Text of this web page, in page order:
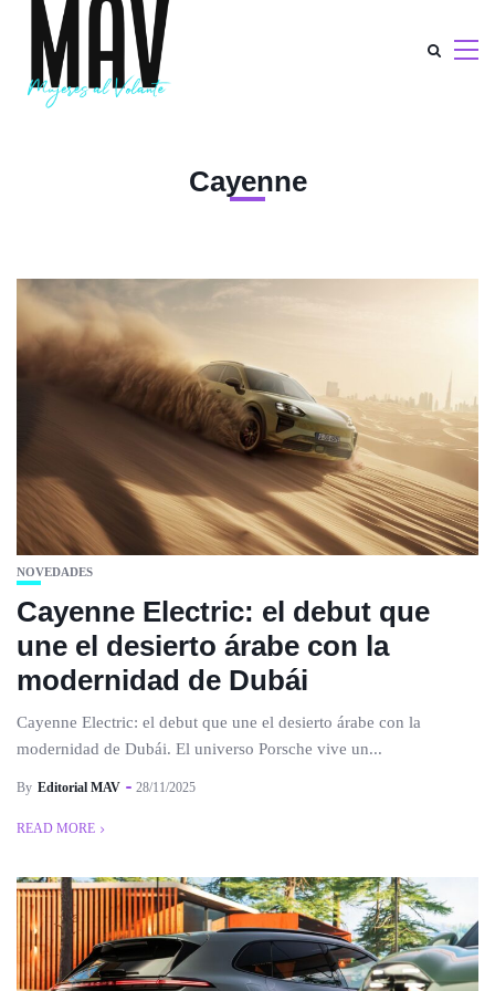
Cayenne
NOVEDADES
Cayenne Electric: el debut que
une el desierto árabe con la
modernidad de Dubái
Cayenne Electric: el debut que une el desierto árabe con la
modernidad de Dubái. El universo Porsche vive un...
By Editorial MAV 28/11/2025
READ MORE